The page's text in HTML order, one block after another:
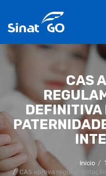
CAS
Início
CAS aprova